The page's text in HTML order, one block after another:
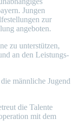
Jungen
zur
angeboten.
zu unterstützen,
an den Leistungs-
männliche Jugend
die Talente
mit dem